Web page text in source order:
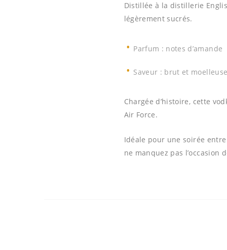
Distillée à la distillerie
légèrement sucrés.
Parfum : notes d’amande
Saveur : brut et
Chargée d’histoire, cette
Air Force.
Idéale pour une soirée
ne manquez pas l’occasion